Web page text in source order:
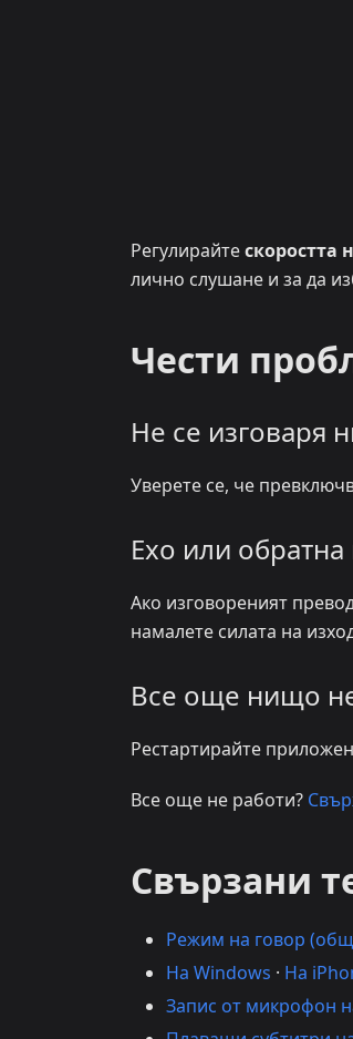
Регулирайтескоростта
лично слушане и за да
Чести
Не се изговаря
Уверете се, че
Ехо или
Ако изговореният
намалете силата на
Все още нищо
Рестартирайте
Все още не работи?
Свързани
Режим на говор
На Windows · На
Запис от микрофон